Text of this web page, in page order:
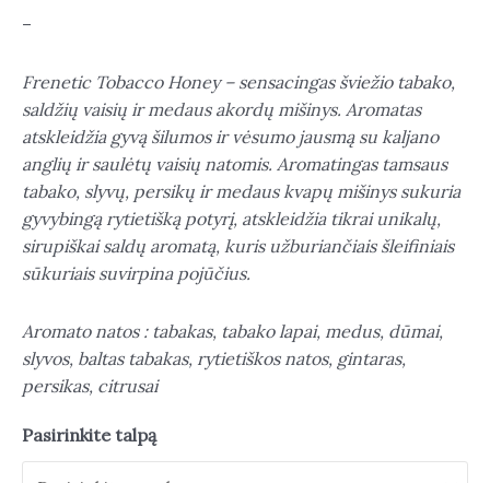
–
Frenetic Tobacco Honey – sensacingas šviežio tabako,
saldžių vaisių ir medaus akordų mišinys. Aromatas
atskleidžia gyvą šilumos ir vėsumo jausmą su kaljano
anglių ir saulėtų vaisių natomis. Aromatingas tamsaus
tabako, slyvų, persikų ir medaus kvapų mišinys sukuria
gyvybingą rytietišką potyrį, atskleidžia tikrai unikalų,
sirupiškai saldų aromatą, kuris užburiančiais šleifiniais
sūkuriais suvirpina pojūčius.
Aromato natos : tabakas, tabako lapai, medus, dūmai,
slyvos, baltas tabakas, rytietiškos natos, gintaras,
persikas, citrusai
Pasirinkite talpą